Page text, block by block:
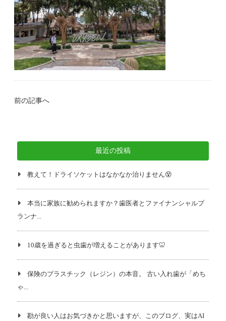
前の記事へ
最近の投稿
教えて！ドライソケットはなかなか治りません😵
本当に家族に勧められますか？歯医者とファイナンシャルプ
ランナ...
10歳を過ぎると虫歯が増えることがあります🦷
保険のプラスチック（レジン）の本音。 古い入れ歯が「めち
ゃ...
勘が良い人はお気づきかと思いますが、このブログ、実はAI